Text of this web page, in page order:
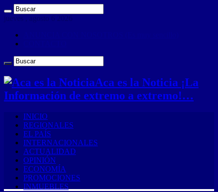
jueves , agosto 6 2026
Aca es la Noticia ¡La
Información de extremo a extremo!…
INICIO
REGIONALES
EL PAÍS
INTERNACIONALES
ACTUALIDAD
OPINIÓN
ECONOMÍA
PROMOCIONES
INMUEBLES